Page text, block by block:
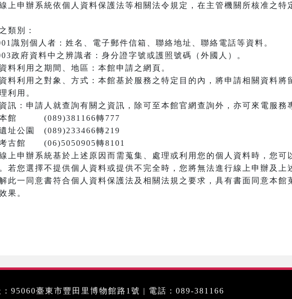
上申辦系統依個人資料保護法等相關法令規定，在主管機關所核准之特
類別：
識別個人者：姓名、電子郵件信箱、聯絡地址、聯絡電話等資料。
政府資料中之辨識者：身分證字號或護照號碼（外國人）。
料利用之期間、地區：本館申請之網頁。
料利用之對象、方式：本館基於服務之特定目的內，將申請相關資料將
利用。
訊：申請人就查詢有關之資訊，除可至本館官網查詢外，亦可來電服務
本館 (089)381166轉777
址公園 (089)233466轉219
古館 (06)5050905轉8101
上申辦系統基於上述原因而需蒐集、處理或利用您的個人資料時，您可
若您選擇不提供個人資料或提供不完全時，您將無法進行線上申辦及上
此一同意書符合個人資料保護法及相關法規之要求，具有書面同意本館
果。
95060臺東市豐田里博物館路1號 | 電話：089-381166